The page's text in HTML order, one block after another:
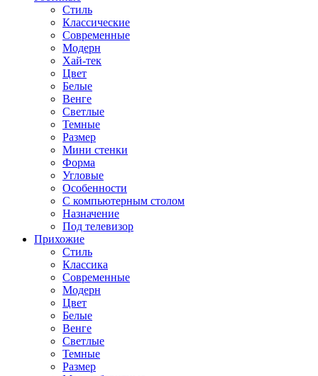
Стиль
Классические
Современные
Модерн
Хай-тек
Цвет
Белые
Венге
Светлые
Темные
Размер
Мини стенки
Форма
Угловые
Особенности
С компьютерным столом
Назначение
Под телевизор
Прихожие
Стиль
Классика
Современные
Модерн
Цвет
Белые
Венге
Светлые
Темные
Размер